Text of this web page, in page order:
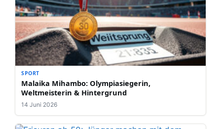
SPORT
Malaika Mihambo: Olympiasiegerin,
Weltmeisterin & Hintergrund
14 Juni 2026